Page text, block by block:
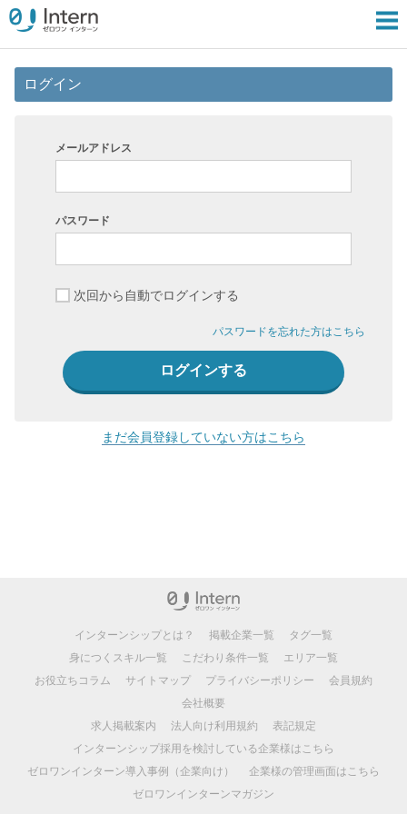
ログイン
メールアドレス
パスワード
次回から自動でログインする
パスワードを忘れた方はこちら
まだ会員登録していない方はこちら
インターンシップとは？ 掲載企業一覧
タグ一覧
身につくスキル一覧
こだわり条件一覧
エリア一覧
お役立ちコラム
サイトマップ プライバシーポリシー
会員規約
会社概要
求人掲載案内
法人向け利用規約
表記規定
インターンシップ採用を検討している企業様はこちら
ゼロワンインターン導入事例（企業向け）
企業様の管理画面はこちら
ゼロワンインターンマガジン